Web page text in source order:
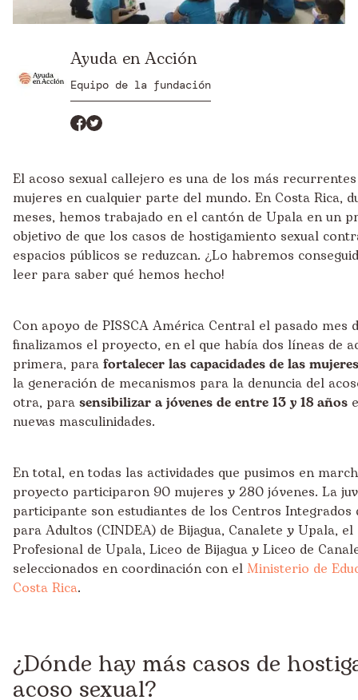
Ayuda en Acción
Equipo de la fundación
El acoso sexual callejero es una de los más
mujeres en cualquier parte del mundo. En Costa Rica,
meses, hemos trabajado en el cantón de Upala en un
objetivo de que los casos de hostigamiento sexual
espacios públicos se reduzcan. ¿Lo habremos
leer para saber qué hemos hecho!
Con apoyo de PISSCA América Central el pasado mes
finalizamos el proyecto, en el que había dos líneas de
primera, para fortalecer las capacidades de las
la generación de mecanismos para la denuncia del
otra, para sensibilizar a jóvenes de entre 13 y 18 años
nuevas masculinidades.
En total, en todas las actividades que pusimos en
proyecto participaron 90 mujeres y 280 jóvenes. La
participante son estudiantes de los Centros Integrados
para Adultos (CINDEA) de Bijagua, Canalete y Upala,
Profesional de Upala, Liceo de Bijagua y Liceo de
seleccionados en coordinación con el Ministerio de
Costa Rica.
¿Dónde hay más casos de
acoso sexual?